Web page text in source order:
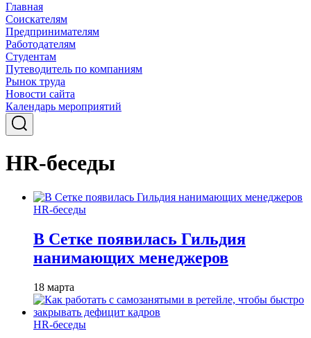
Главная
Соискателям
Предпринимателям
Работодателям
Студентам
Путеводитель по компаниям
Рынок труда
Новости сайта
Календарь мероприятий
HR-беседы
HR-беседы
В Сетке появилась Гильдия
нанимающих менеджеров
18 марта
HR-беседы